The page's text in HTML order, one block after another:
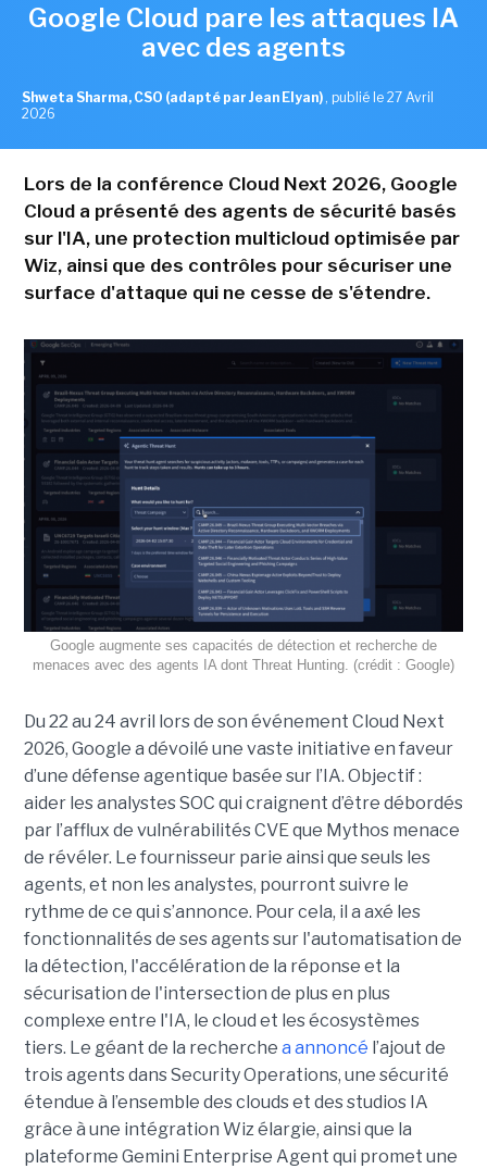
Google Cloud pare les attaques IA
avec des agents
Shweta Sharma, CSO (adapté par Jean Elyan) , publié le 27 Avril
2026
Lors de la conférence Cloud Next 2026, Google
Cloud a présenté des agents de sécurité basés
sur l'IA, une protection multicloud optimisée par
Wiz, ainsi que des contrôles pour sécuriser une
surface d'attaque qui ne cesse de s'étendre.
Google augmente ses capacités de détection et recherche de
menaces avec des agents IA dont Threat Hunting. (crédit : Google)
Du 22 au 24 avril lors de son événement Cloud Next
2026, Google a dévoilé une vaste initiative en faveur
d’une défense agentique basée sur l’IA. Objectif :
aider les analystes SOC qui craignent d’être débordés
par l’afflux de vulnérabilités CVE que Mythos menace
de révéler. Le fournisseur parie ainsi que seuls les
agents, et non les analystes, pourront suivre le
rythme de ce qui s’annonce. Pour cela, il a axé les
fonctionnalités de ses agents sur l'automatisation de
la détection, l'accélération de la réponse et la
sécurisation de l'intersection de plus en plus
complexe entre l'IA, le cloud et les écosystèmes
tiers. Le géant de la recherche a annoncé l’ajout de
trois agents dans Security Operations, une sécurité
étendue à l’ensemble des clouds et des studios IA
grâce à une intégration Wiz élargie, ainsi que la
plateforme Gemini Enterprise Agent qui promet une